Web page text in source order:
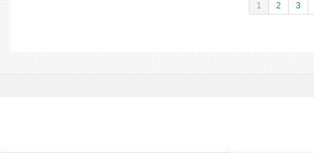
1 2 3